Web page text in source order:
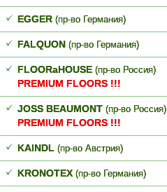
EGGER (пр-во Германия)
FALQUON (пр-во Германия)
FLOORaHOUSE (пр-во Россия)
PREMIUM FLOORS !!!
JOSS BEAUMONT (пр-во Россия)
PREMIUM FLOORS !!!
KAINDL (пр-во Австрия)
KRONOTEX (пр-во Германия)